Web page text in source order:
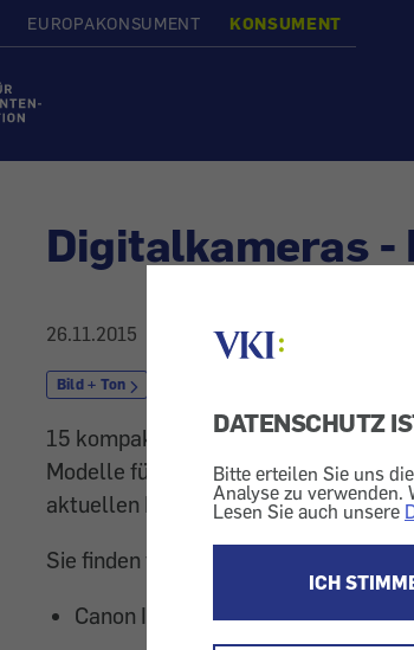
DATENSCHUTZ
Bitte erteilen Sie uns
Analyse zu verwenden.
Lesen Sie auch unsere
ICH
EUROPAKONSUMENT KONSUMENT
Digitalkameras -
26.11.2015
Bild + Ton
15 kompakte Digitalkameras, die in
Modelle für die Liebhaber: Unsere
aktuellen Modellen.
Sie finden folgende Kameras in
Canon Ixus 275 HS